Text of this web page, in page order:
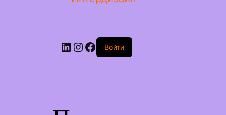
Войти